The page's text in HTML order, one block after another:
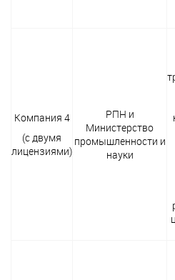
Компания 4
(с двумя
лицензиями)
РПН и
Министерство
промышленности и
науки